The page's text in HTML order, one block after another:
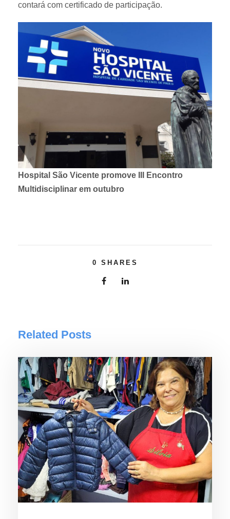
contará com certificado de participação.
Hospital São Vicente promove III Encontro
Multidisciplinar em outubro
0 SHARES
Related Posts